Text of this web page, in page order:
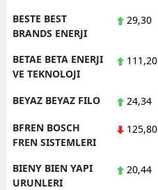
BESTE BEST
BRANDS ENERJI
29,30
BETAE BETA ENERJI
VE TEKNOLOJI
111,20
BEYAZ BEYAZ FILO 24,34
BFREN BOSCH
FREN SISTEMLERI
125,80
BIENY BIEN YAPI
URUNLERI
20,44